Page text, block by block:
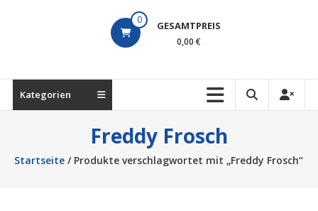
ESPENLAUB
0 GESAMTPREIS
0,00 €
Kategorien
Freddy Frosch
Startseite / Produkte verschlagwortet mit „Freddy Frosch“